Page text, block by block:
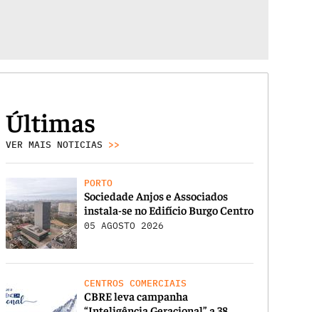
Últimas
VER MAIS NOTICIAS >>
PORTO
Sociedade Anjos e Associados
instala-se no Edifício Burgo Centro
05 AGOSTO 2026
CENTROS COMERCIAIS
CBRE leva campanha